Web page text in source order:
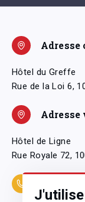
Hôtel du Greffe
Rue de la Loi 6,
Adresse
Hôtel de Ligne
Rue Royale 72,